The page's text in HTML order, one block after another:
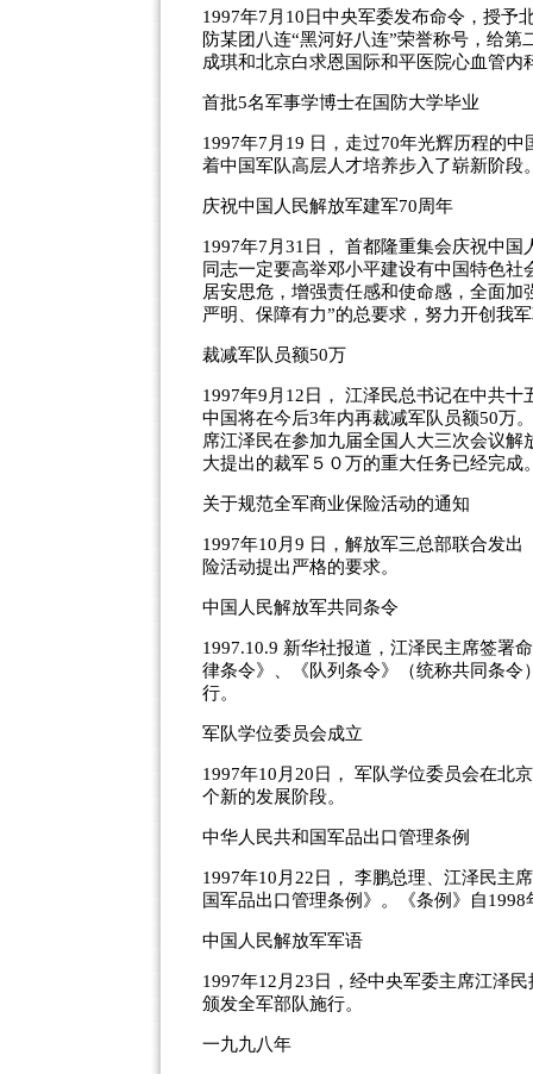
1997年7月10日中央军委发布命令，授予
防某团八连“黑河好八连”荣誉称号，给
成琪和北京白求恩国际和平医院心血管
首批5名军事学博士在国防大学毕业
1997年7月19 日，走过70年光辉历程的
着中国军队高层人才培养步入了崭新阶段
庆祝中国人民解放军建军70周年
1997年7月31日， 首都隆重集会庆祝中
同志一定要高举邓小平建设有中国特色
居安思危，增强责任感和使命感，全面
严明、保障有力”的总要求，努力开创我
裁减军队员额50万
1997年9月12日， 江泽民总书记在中共
中国将在今后3年内再裁减军队员额50万
席江泽民在参加九届全国人大三次会议
大提出的裁军５０万的重大任务已经完成
关于规范全军商业保险活动的通知
1997年10月9 日，解放军三总部联合发
险活动提出严格的要求。
中国人民解放军共同条令
1997.10.9 新华社报道，江泽民主席签署
律条令》、《队列条令》（统称共同条
行。
军队学位委员会成立
1997年10月20日， 军队学位委员会在北
个新的发展阶段。
中华人民共和国军品出口管理条例
1997年10月22日， 李鹏总理、江泽民主
国军品出口管理条例》。《条例》自
中国人民解放军军语
1997年12月23日，经中央军委主席江泽
颁发全军部队施行。
一九九八年